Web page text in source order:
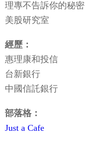
理專不告訴你的秘密
美股研究室
經歷：
惠理康和投信
台新銀行
中國信託銀行
部落格：
Just a Cafe